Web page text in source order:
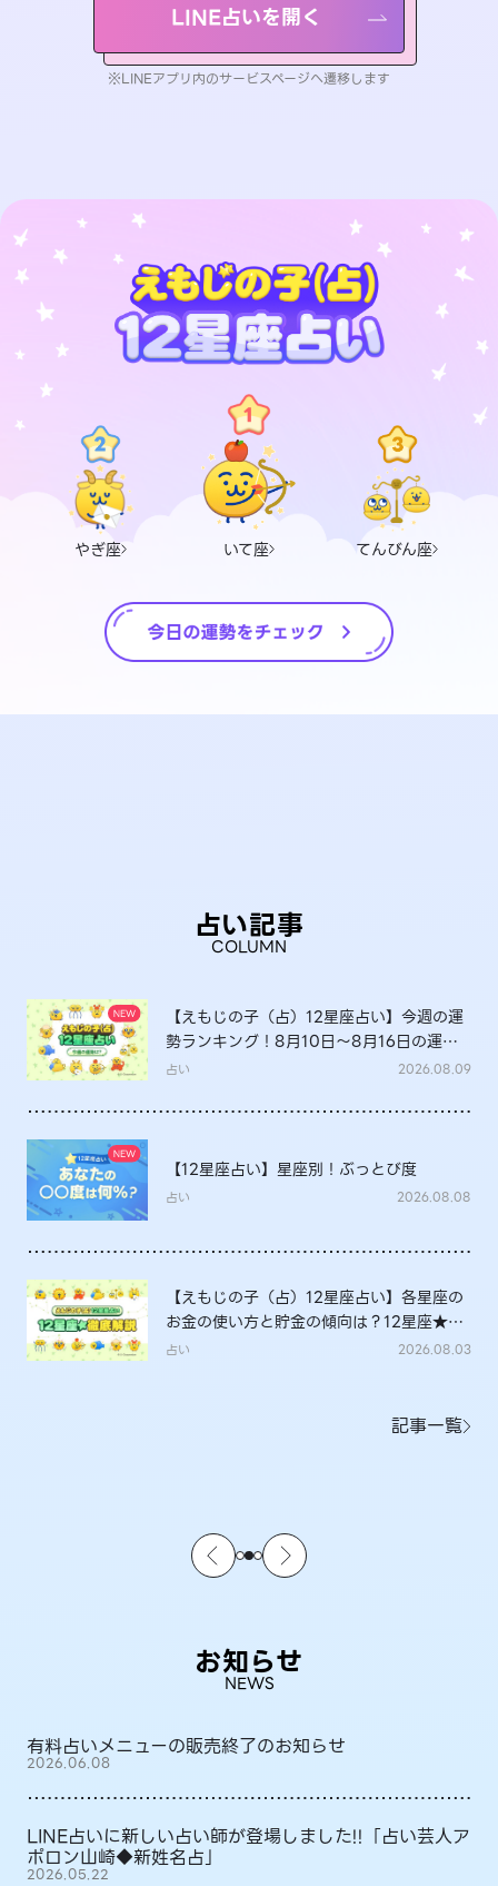
LINE占いを開く
※LINEアプリ内のサービスページへ遷移します
やぎ座 いて座 てんびん座
占い記事
COLUMN
【えもじの子（占）12星座占い】今週の運
勢ランキング！8月10日～8月16日の運勢
は？
占い 2026.08.09
【12星座占い】星座別！ぶっとび度
占い 2026.08.08
【えもじの子（占）12星座占い】各星座の
お金の使い方と貯金の傾向は？12星座★徹
底解説
占い 2026.08.03
記事一覧
お知らせ
NEWS
有料占いメニューの販売終了のお知らせ
2026.06.08
LINE占いに新しい占い師が登場しました!!「占い芸人ア
ポロン山崎◆新姓名占」
2026.05.22